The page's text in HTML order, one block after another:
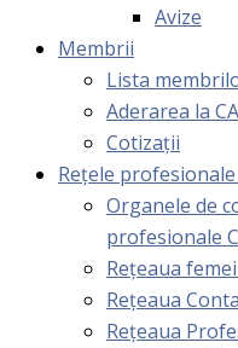
Avize
Membrii
Lista
Aderarea la
Cotizaţii
Rețele profesionale
Organele de
profesionale
Rețeaua
Rețeaua
Rețeaua